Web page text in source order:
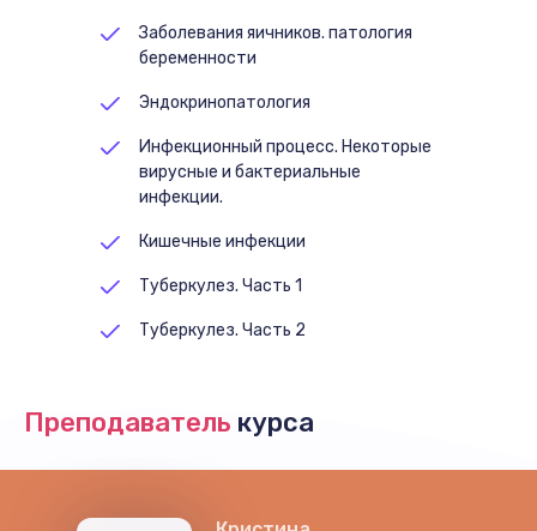
Заболевания яичников. патология
беременности
Эндокринопатология
Инфекционный процесс. Некоторые
вирусные и бактериальные
инфекции.
Кишечные инфекции
Туберкулез. Часть 1
Туберкулез. Часть 2
Преподаватель курса